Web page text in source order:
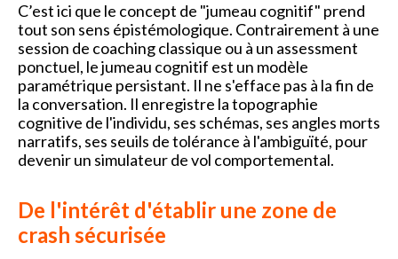
C’est ici que le concept de "jumeau cognitif" prend
tout son sens épistémologique. Contrairement à une
session de coaching classique ou à un assessment
ponctuel, le jumeau cognitif est un modèle
paramétrique persistant. Il ne s'efface pas à la fin de
la conversation. Il enregistre la topographie
cognitive de l'individu, ses schémas, ses angles morts
narratifs, ses seuils de tolérance à l'ambiguïté, pour
devenir un simulateur de vol comportemental.
De l'intérêt d'établir une zone de
crash sécurisée